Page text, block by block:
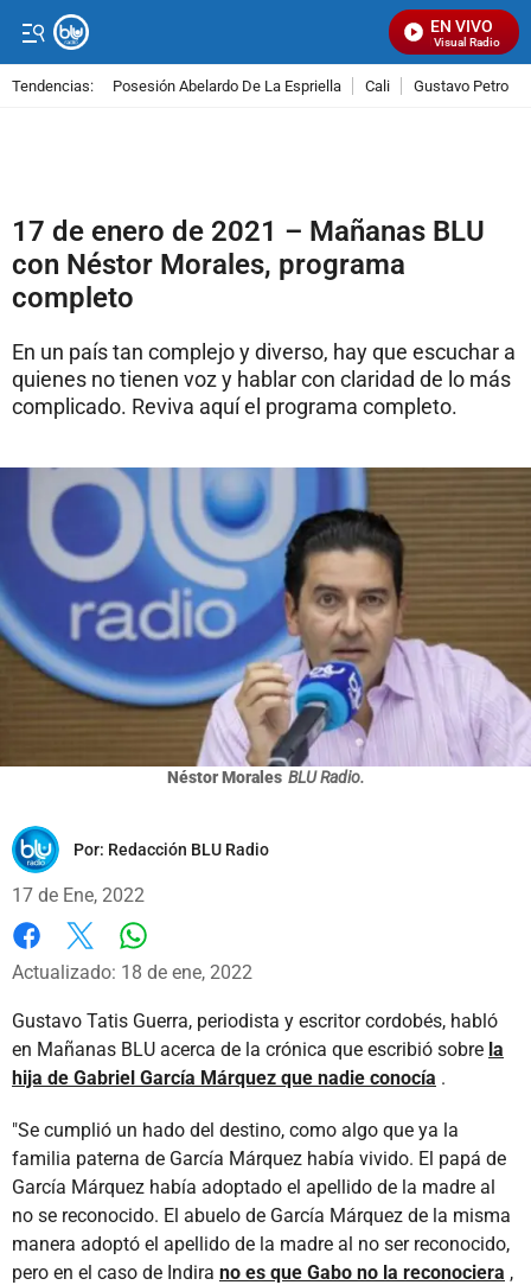
EN VIVO
Señal Visual Radio
Tendencias: Posesión Abelardo De La Espriella Cali Gustavo Petro
17 de enero de 2021 – Mañanas BLU
con Néstor Morales, programa
completo
En un país tan complejo y diverso, hay que escuchar a
quienes no tienen voz y hablar con claridad de lo más
complicado. Reviva aquí el programa completo.
Néstor Morales BLU Radio.
Por: Redacción BLU Radio
17 de Ene, 2022
Facebook
X
Actualizado: 18 de ene, 2022
Gustavo Tatis Guerra, periodista y escritor cordobés, habló
en Mañanas BLU acerca de la crónica que escribió sobre la
hija de Gabriel García Márquez que nadie conocía .
"Se cumplió un hado del destino, como algo que ya la
familia paterna de García Márquez había vivido. El papá de
García Márquez había adoptado el apellido de la madre al
no se reconocido. El abuelo de García Márquez de la misma
manera adoptó el apellido de la madre al no ser reconocido,
pero en el caso de Indira no es que Gabo no la reconociera ,